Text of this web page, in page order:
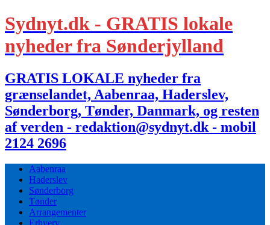
Sydnyt.dk - GRATIS lokale
nyheder fra Sønderjylland
GRATIS LOKALE nyheder fra
grænselandet, Aabenraa, Haderslev,
Sønderborg, Tønder, Danmark, og resten
af verden - redaktion@sydnyt.dk - mobil
2124 2696
Aabenraa
Haderslev
Sønderborg
Tønder
Arrangementer
Erhverv